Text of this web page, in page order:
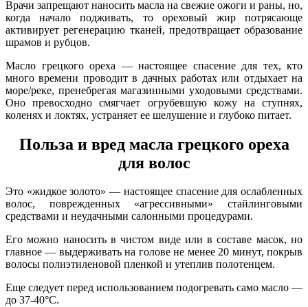
Врачи запрещают наносить масла на свежие ожоги и раны, но,
когда начало подживать, то ореховый жир потрясающе
активирует регенерацию тканей, предотвращает образование
шрамов и рубцов.
Масло грецкого ореха — настоящее спасение для тех, кто
много времени проводит в дачных работах или отдыхает на
море/реке, пренебрегая магазинными уходовыми средствами.
Оно превосходно смягчает огрубевшую кожу на ступнях,
коленях и локтях, устраняет ее шелушение и глубоко питает.
Польза и вред масла грецкого ореха
для волос
Это «жидкое золото» — настоящее спасение для ослабленных
волос, поврежденных «агрессивными» стайлинговыми
средствами и неудачными салонными процедурами.
Его можно наносить в чистом виде или в составе масок, но
главное — выдерживать на голове не менее 20 минут, покрыв
волосы полиэтиленовой пленкой и утеплив полотенцем.
Еще следует перед использованием подогревать само масло —
до 37-40°С.